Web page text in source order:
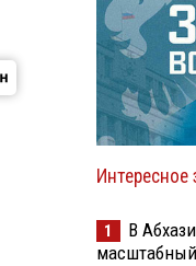
1
В